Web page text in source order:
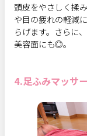
頭皮をやさしく揉
や目の疲れの軽減
らげます。さらに
美容面にも◎。
4.足ふみマッサ